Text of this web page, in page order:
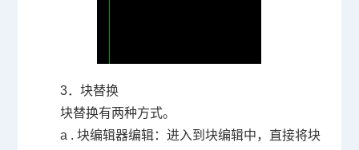
3．块替换
块替换有两种方式。
a . 块编辑器编辑：进入到块编辑中，直接将块